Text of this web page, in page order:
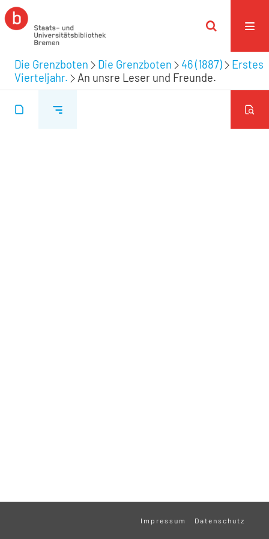
Die Grenzboten Die Grenzboten 46 (1887)
Erstes
Vierteljahr.
An unsre Leser und Freunde.
Impressum Datenschutz